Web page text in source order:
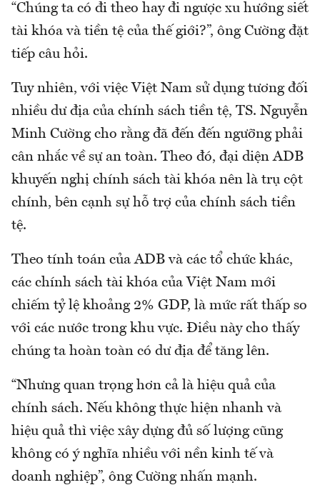
“Chúng ta có đi theo hay đi ngược xu hướng siết
tài khóa và tiền tệ của thế giới?”, ông Cường đặt
tiếp câu hỏi.
Tuy nhiên, với việc Việt Nam sử dụng tương đối
nhiều dư địa của chính sách tiền tệ, TS. Nguyễn
Minh Cường cho rằng đã đến đến ngưỡng phải
cân nhắc về sự an toàn. Theo đó, đại diện ADB
khuyến nghị chính sách tài khóa nên là trụ cột
chính, bên cạnh sự hỗ trợ của chính sách tiền
tệ.
Theo tính toán của ADB và các tổ chức khác,
các chính sách tài khóa của Việt Nam mới
chiếm tỷ lệ khoảng 2% GDP, là mức rất thấp so
với các nước trong khu vực. Điều này cho thấy
chúng ta hoàn toàn có dư địa để tăng lên.
“Nhưng quan trọng hơn cả là hiệu quả của
chính sách. Nếu không thực hiện nhanh và
hiệu quả thì việc xây dựng đủ số lượng cũng
không có ý nghĩa nhiều với nền kinh tế và
doanh nghiệp”, ông Cường nhấn mạnh.